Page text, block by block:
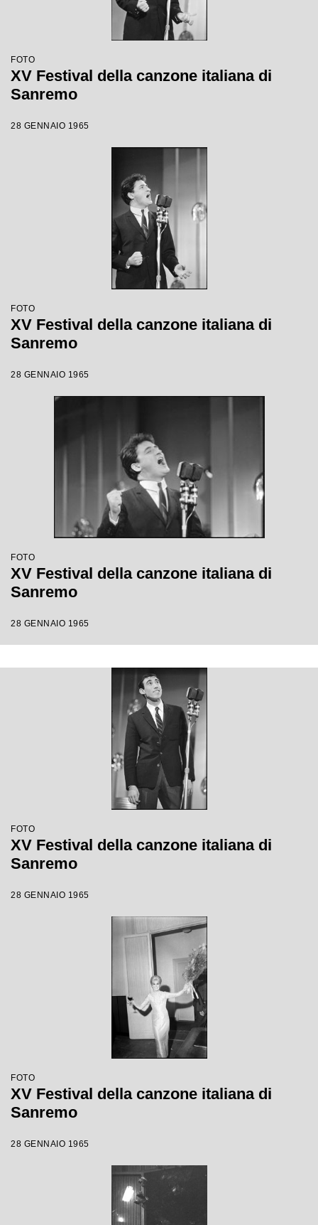
FOTO
XV Festival della canzone italiana di
Sanremo
28 GENNAIO 1965
FOTO
XV Festival della canzone italiana di
Sanremo
28 GENNAIO 1965
FOTO
XV Festival della canzone italiana di
Sanremo
28 GENNAIO 1965
FOTO
XV Festival della canzone italiana di
Sanremo
28 GENNAIO 1965
FOTO
XV Festival della canzone italiana di
Sanremo
28 GENNAIO 1965